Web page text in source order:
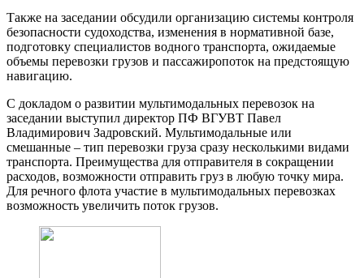
Также на заседании обсудили организацию системы контроля
безопасности судоходства, изменения в нормативной базе,
подготовку специалистов водного транспорта, ожидаемые
объемы перевозки грузов и пассажиропоток на предстоящую
навигацию.
С докладом о развитии мультимодальных перевозок на
заседании выступил директор ПФ ВГУВТ Павел
Владимирович Задровский. Мультимодальные или
смешанные – тип перевозки груза сразу несколькими видами
транспорта. Преимущества для отправителя в сокращении
расходов, возможности отправить груз в любую точку мира.
Для речного флота участие в мультимодальных перевозках
возможность увеличить поток грузов.